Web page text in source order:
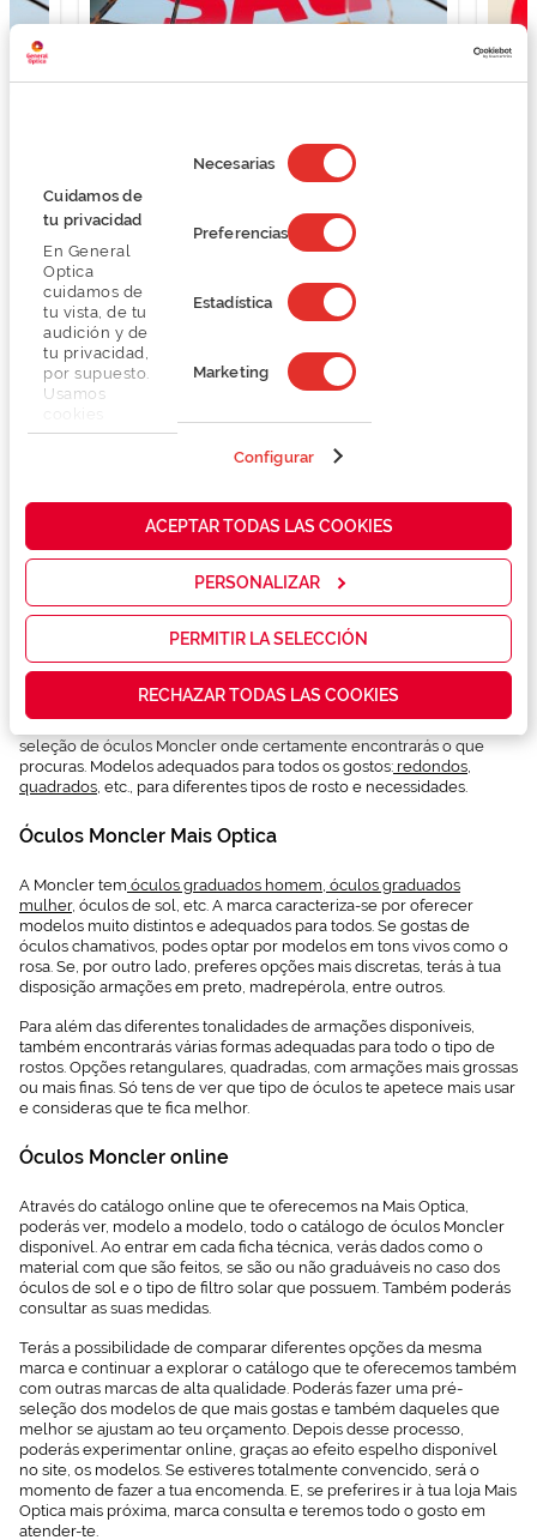
Cuidamos de
tu privacidad
En General
Optica
cuidamos de
tu vista, de tu
audición y de
tu privacidad,
por supuesto.
Usamos
propias y de
cómo mejorar
servicios y
las
que realmente
contenidos
personalizados
para ti gracias
a un perfil
elaborado a
hábitos de
(por ejemplo,
de páginas
visitadas).
Puedes
consultar más
información en
Política de
Cookies.
de
consentimiento
Necesarias
Preferencias
Estadística
Marketing
Configurar
ACEPTAR TODAS LAS COOKIES
PERSONALIZAR
PERMITIR LA SELECCIÓN
RECHAZAR TODAS LAS COOKIES
Moncler é uma marca italiana focada principalmente na criação de
peças e acessórios de luxo. Precisamente dentro da sua gama de
acessórios encontra-se a sua linha de óculos. As
combinam moda e qualidade, resultando numa combinação perfeita
que fará a diferença.
Se gostas de cuidar de cada detalhe dos teus looks, não podes
deixar de lado aspetos como os óculos. Escolher um modelo
adequado de óculos de sol ou óculos graduados é o tipo de detalhe
que marca a diferença. Na Mais Optica oferecemos uma ampla
seleção de óculos Moncler onde certamente encontrarás o que
procuras. Modelos adequados para todos os gostos: redondos
quadrados , etc., para diferentes tipos de rosto e necessidades.
Óculos Moncler Mais Optica
A Moncler tem óculos graduados homem óculos graduados
mulher, óculos de sol, etc. A marca caracteriza-se por oferecer
modelos muito distintos e adequados para todos. Se gostas de
óculos chamativos, podes optar por modelos em tons vivos como o
rosa. Se, por outro lado, preferes opções mais discretas, terás à tua
disposição armações em preto, madrepérola, entre outros.
Para além das diferentes tonalidades de armações disponíveis,
também encontrarás várias formas adequadas para todo o tipo de
rostos. Opções retangulares, quadradas, com armações mais grossas
ou mais finas. Só tens de ver que tipo de óculos te apetece mais usar
e consideras que te fica melhor.
Óculos Moncler online
Através do catálogo online que te oferecemos na Mais Optica,
poderás ver, modelo a modelo, todo o catálogo de óculos Moncler
disponível. Ao entrar em cada ficha técnica, verás dados como o
material com que são feitos, se são ou não graduáveis no caso dos
óculos de sol e o tipo de filtro solar que possuem. Também poderás
consultar as suas medidas.
Terás a possibilidade de comparar diferentes opções da mesma
marca e continuar a explorar o catálogo que te oferecemos também
com outras marcas de alta qualidade. Poderás fazer uma pré-
seleção dos modelos de que mais gostas e também daqueles que
melhor se ajustam ao teu orçamento. Depois desse processo,
poderás experimentar online, graças ao efeito espelho disponível
no site, os modelos. Se estiveres totalmente convencido, será o
momento de fazer a tua encomenda. E, se preferires ir à tua loja Mais
Optica mais próxima, marca consulta e teremos todo o gosto em
atender-te.